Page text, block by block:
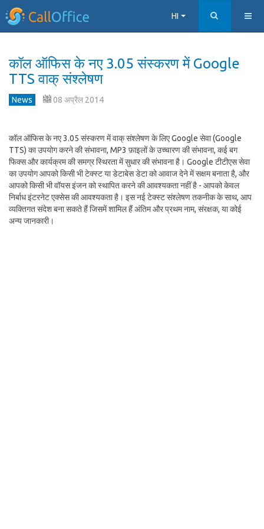
HI
कॉल ऑफिस के नए 3.05 संस्करण में Google
TTS वाक् संश्लेषण
News 08 अप्रैल 2014
कॉल ऑफिस के नए 3.05 संस्करण में वाक् संश्लेषण के लिए Google सेवा (Google
TTS) का उपयोग करने की संभावना, MP3 फ़ाइलों के उच्चारण की संभावना, कई बग
फिक्स और कार्यक्रम की समग्र स्थिरता में सुधार की संभावना है। Google टीटीएस सेवा
का उपयोग आपको किसी भी टेक्स्ट या डेटाबेस डेटा को आवाज देने में सक्षम बनाता है, और
आपको किसी भी वॉयस इंजन को स्थापित करने की आवश्यकता नहीं है - आपको केवल
निर्बाध इंटरनेट एक्सेस की आवश्यकता है। इस नई टेक्स्ट संश्लेषण तकनीक के साथ, आप
व्यक्तिगत संदेश बना सकते हैं जिसमें शामिल हैं अंतिम और प्रथम नाम, संरक्षक, या कोई
अन्य जानकारी।